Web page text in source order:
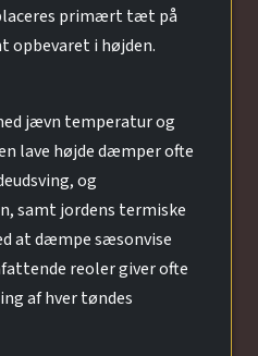
primært tæt på
opbevaret i højden.
jævn temperatur og
lave højde dæmper ofte
og
samt jordens termiske
at dæmpe sæsonvise
reoler giver ofte
af hver tøndes